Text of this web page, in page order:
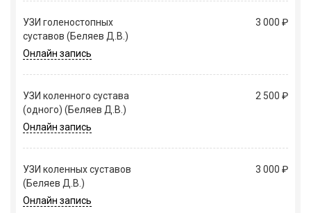
УЗИ голеностопных
суставов (Беляев Д.В.)
3 000 ₽
Онлайн запись
УЗИ коленного сустава
(одного) (Беляев Д.В.)
2 500 ₽
Онлайн запись
УЗИ коленных суставов
(Беляев Д.В.)
3 000 ₽
Онлайн запись